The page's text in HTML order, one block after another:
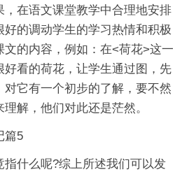
，在语文课堂教学中合理地安排
的调动学生的学习热情和积极
的内容，例如：在<荷花>这一
看的荷花，让学生通过图，先
它有一个初步的了解，要不然
解，他们对此还是茫然。
篇5
指什么呢?综上所述我们可以发